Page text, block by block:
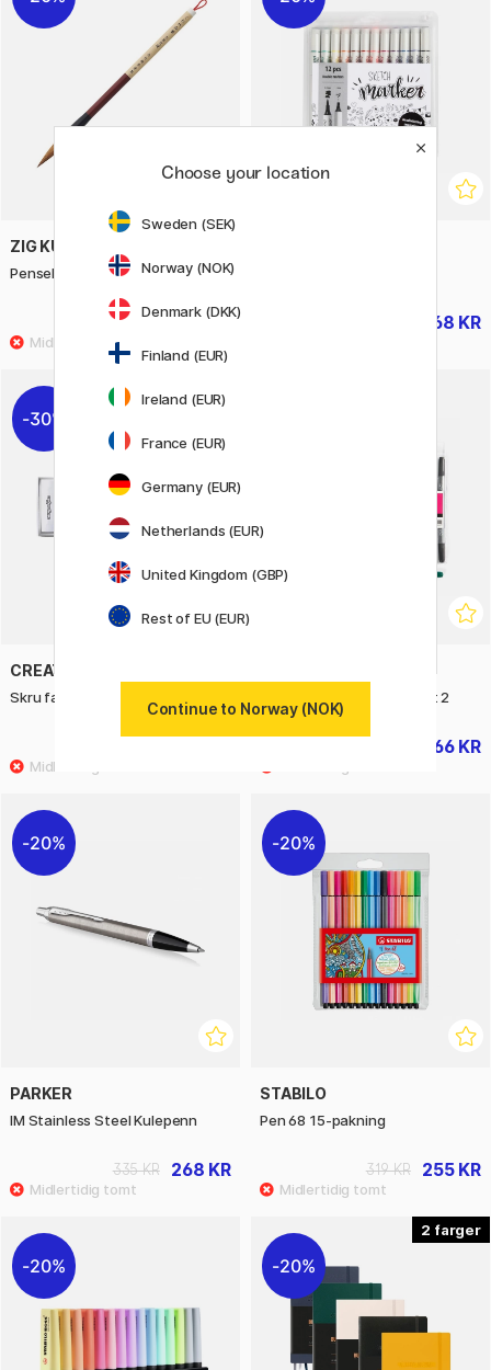
ZIG KURETAKE
Pensel Wahitsu Large No.4
453 KR
565 KR 168 KR
30%
CREATIV COMPANY
Skru fargestifter 12-set Filtpenner Two-Tip 20-set 2
66 KR
20%
PARKER
IM Stainless Steel Kulepenn
268 KR
335 KR
20%
STABILO
Pen 68 15-pakning
255 KR
319 KR
20%
2
20%
Choose your location
Sweden (SEK)
Norway (NOK)
Denmark (DKK)
Finland (EUR)
Ireland (EUR)
France (EUR)
Germany (EUR)
Netherlands (EUR)
United Kingdom (GBP)
Rest of EU (EUR)
Continue to Norway (NOK)